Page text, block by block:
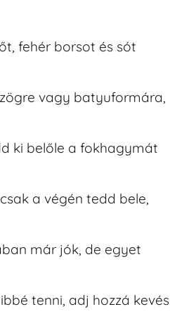
fehér borsot és sót
vagy batyuformára,
ki belőle a fokhagymát
a végén tedd bele,
már jók, de egyet
tenni, adj hozzá kevés